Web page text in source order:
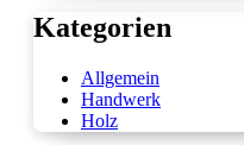
Kategorien
Allgemein
Handwerk
Holz